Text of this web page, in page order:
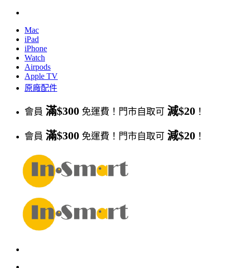
Skip
contentMac
iPad
iPhone
Watch
Airpods
Apple TV
原廠配件
會員 滿$300 免運費！門市自取可 減$20 ！
會員 滿$300 免運費！門市自取可 減$20 ！